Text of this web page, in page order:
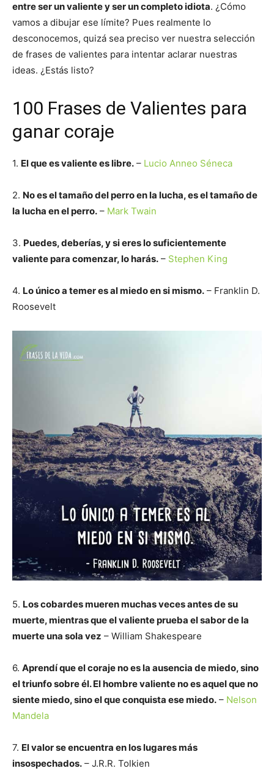
entre ser un valiente y ser un completo idiota. ¿Cómo
vamos a dibujar ese límite? Pues realmente lo
desconocemos, quizá sea preciso ver nuestra selección
de frases de valientes para intentar aclarar nuestras
ideas. ¿Estás listo?
100 Frases de Valientes para
ganar coraje
1. El que es valiente es libre. – Lucio Anneo Séneca
2. No es el tamaño del perro en la lucha, es el tamaño de
la lucha en el perro. – Mark Twain
3. Puedes, deberías, y si eres lo suficientemente
valiente para comenzar, lo harás. – Stephen King
4. Lo único a temer es al miedo en si mismo. – Franklin D.
Roosevelt
5. Los cobardes mueren muchas veces antes de su
muerte, mientras que el valiente prueba el sabor de la
muerte una sola vez – William Shakespeare
6. Aprendí que el coraje no es la ausencia de miedo, sino
el triunfo sobre él. El hombre valiente no es aquel que no
siente miedo, sino el que conquista ese miedo. – Nelson
Mandela
7. El valor se encuentra en los lugares más
insospechados. – J.R.R. Tolkien